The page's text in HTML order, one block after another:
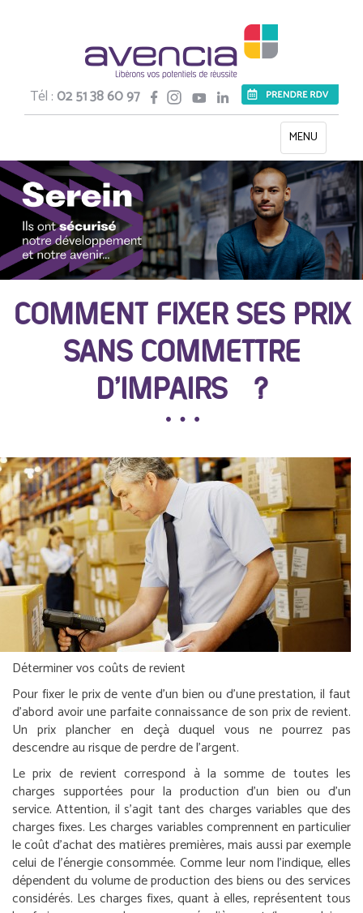
Tél :02 51 38 60 97
Toggle
navigation
MENU
COMMENT FIXER SES PRIX
SANS COMMETTRE
D’IMPAIRS ?
Déterminer vos coûts de revient
Pour fixer le prix de vente d’un bien ou d’une prestation, il faut
d’abord avoir une parfaite connaissance de son prix de revient.
Un prix plancher en deçà duquel vous ne pourrez pas
descendre au risque de perdre de l’argent.
Le prix de revient correspond à la somme de toutes les
charges supportées pour la production d’un bien ou d’un
service. Attention, il s’agit tant des charges variables que des
charges fixes. Les charges variables comprennent en particulier
le coût d’achat des matières premières, mais aussi par exemple
celui de l’énergie consommée. Comme leur nom l’indique, elles
dépendent du volume de production des biens ou des services
considérés. Les charges fixes, quant à elles, représentent tous